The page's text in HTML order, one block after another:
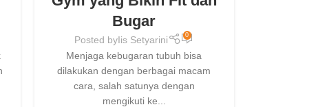
Bugar
Posted byIis Setyarini 0
Menjaga kebugaran tubuh bisa
dilakukan dengan berbagai macam
cara, salah satunya dengan
mengikuti ke...